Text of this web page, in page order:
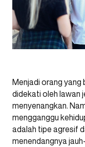
Menjadi orang yang
didekati oleh lawan
menyenangkan.
mengganggu
adalah tipe agresif
menendangnya